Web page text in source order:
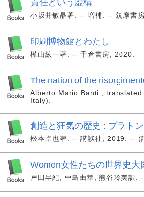
責任という虚構
小坂井敏晶著. -- 増補. -- 筑摩書
印刷博物館とわたし
樺山紘一著. -- 千倉書房, 2020.
The nation of the
Alberto Mario Banti ;
Italy).
創造と狂気の歴史 : プラト
松本卓也著. -- 講談社, 2019. -- (
Women女性たちの世界史大
戸田早紀, 中島由華, 熊谷玲美訳.